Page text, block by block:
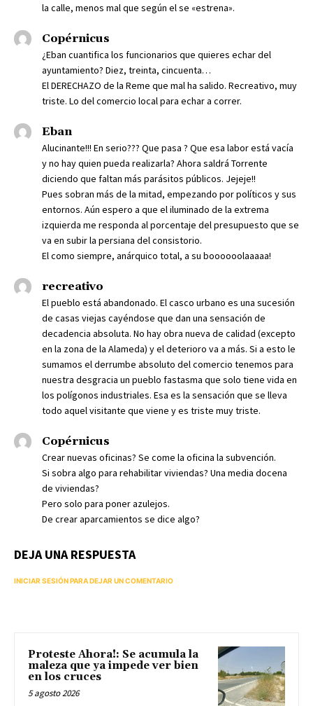
la calle, menos mal que según el se «estrena».
Copérnicus
¿Eban cuantifica los funcionarios que quieres echar del
ayuntamiento? Diez, treinta, cincuenta…
El DERECHAZO de la Reme que mal ha salido. Recreativo, muy
triste. Lo del comercio local para echar a correr.
Eban
Alucinante!!! En serio??? Que pasa ? Que esa labor está vacía
y no hay quien pueda realizarla? Ahora saldrá Torrente
diciendo que faltan más parásitos públicos. Jejeje!!
Pues sobran más de la mitad, empezando por políticos y sus
entornos. Aún espero a que el iluminado de la extrema
izquierda me responda al porcentaje del presupuesto que se
va en subir la persiana del consistorio.
El como siempre, anárquico total, a su boooooolaaaaa!
recreativo
El pueblo está abandonado. El casco urbano es una sucesión
de casas viejas cayéndose que dan una sensación de
decadencia absoluta. No hay obra nueva de calidad (excepto
en la zona de la Alameda) y el deterioro va a más. Si a esto le
sumamos el derrumbe absoluto del comercio tenemos para
nuestra desgracia un pueblo fastasma que solo tiene vida en
los polígonos industriales. Esa es la sensación que se lleva
todo aquel visitante que viene y es triste muy triste.
Copérnicus
Crear nuevas oficinas? Se come la oficina la subvención.
Si sobra algo para rehabilitar viviendas? Una media docena
de viviendas?
Pero solo para poner azulejos.
De crear aparcamientos se dice algo?
DEJA UNA RESPUESTA
INICIAR SESIÓN PARA DEJAR UN COMENTARIO
Proteste Ahora!: Se acumula la
maleza que ya impede ver bien
en los cruces
5 agosto 2026